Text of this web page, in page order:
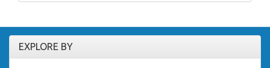
EXPLORE BY